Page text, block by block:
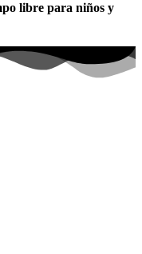
libre para niños y